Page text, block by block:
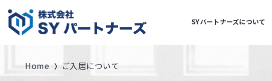
SYパートナーズについて
Home 〉ご入居について